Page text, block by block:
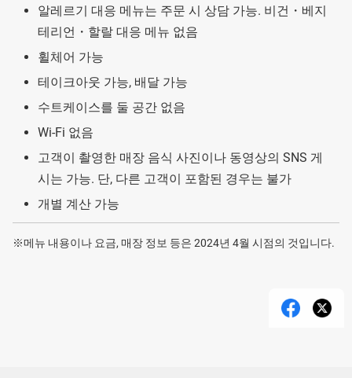
알레르기 대응 메뉴는 주문 시 상담 가능. 비건・베지
테리언・할랄 대응 메뉴 없음
휠체어 가능
테이크아웃 가능, 배달 가능
수트케이스를 둘 공간 없음
Wi-Fi 없음
고객이 촬영한 매장 음식 사진이나 동영상의 SNS 게
시는 가능. 단, 다른 고객이 포함된 경우는 불가
개별 계산 가능
※메뉴 내용이나 요금, 매장 정보 등은 2024년 4월 시점의 것입니다.